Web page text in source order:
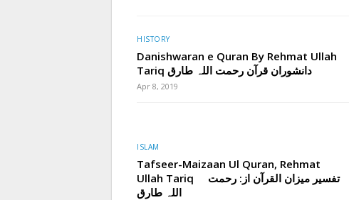
HISTORY
Danishwaran e Quran By Rehmat Ullah
Tariq دانشوران قرآن رحمت اللہ طارق
Apr 8, 2019
ISLAM
Tafseer-Maizaan Ul Quran, Rehmat
Ullah Tariq تفسیر میزان القرآن از: رحمت
اللہ طارق